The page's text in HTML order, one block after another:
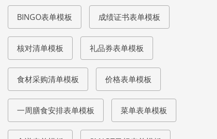
BINGO表单模板 成绩证书表单模板
核对清单模板 礼品券表单模板
食材采购清单模板 价格表单模板
一周膳食安排表单模板 菜单表单模板